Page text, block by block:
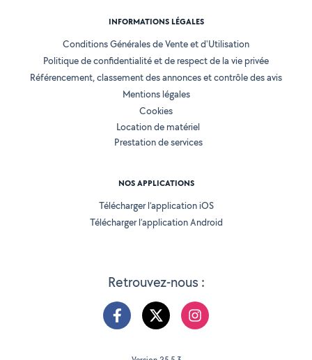
Retrouvez-nous :
INFORMATIONS LÉGALES
Conditions Générales de Vente et d'Utilisation
Politique de confidentialité et de respect de la vie privée
Référencement, classement des annonces et contrôle des avis
Mentions légales
Cookies
Location de matériel
Prestation de services
NOS APPLICATIONS
Télécharger l’application iOS
Télécharger l’application Android